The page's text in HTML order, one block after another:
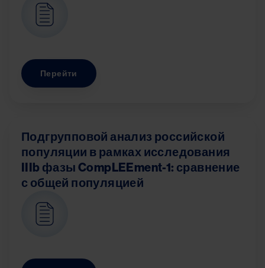
Перейти
Подгрупповой анализ российской
популяции в рамках исследования
IIIb фазы CompLEEment-1: сравнение
с общей популяцией